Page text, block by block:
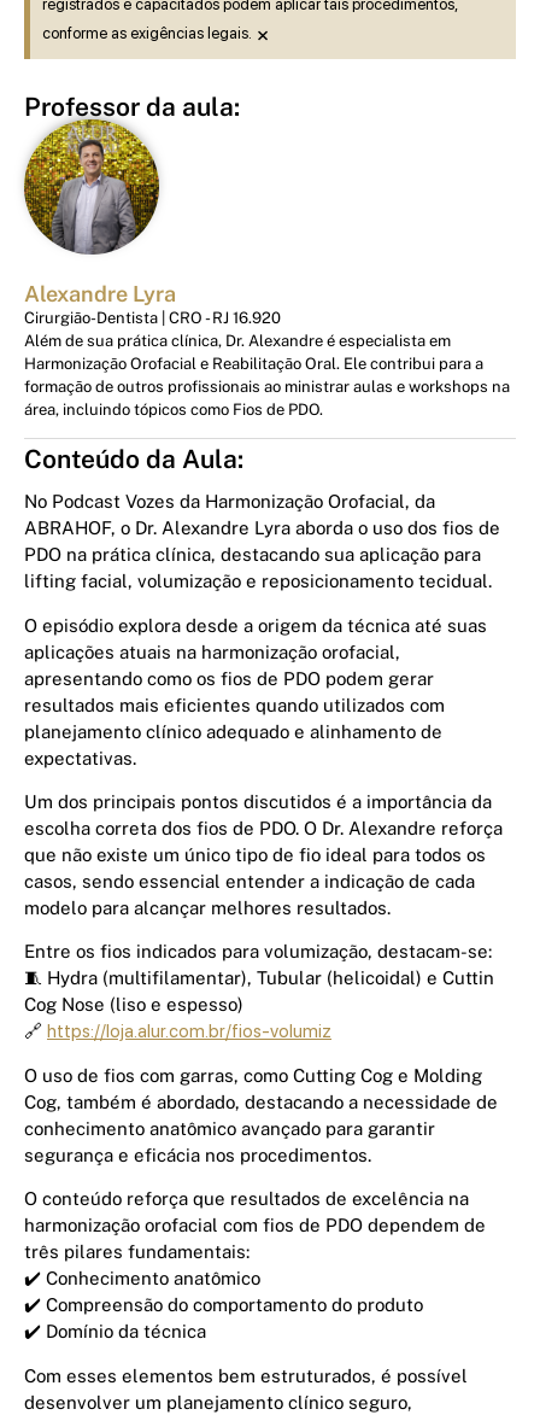
registrados e capacitados podem aplicar tais procedimentos,
conforme as exigências legais. ×
Professor da aula:
Alexandre Lyra
Cirurgião-Dentista | CRO - RJ 16.920
Além de sua prática clínica, Dr. Alexandre é especialista em
Harmonização Orofacial e Reabilitação Oral. Ele contribui para a
formação de outros profissionais ao ministrar aulas e workshops na
área, incluindo tópicos como Fios de PDO.
Conteúdo da Aula:
No Podcast Vozes da Harmonização Orofacial, da
ABRAHOF, o Dr. Alexandre Lyra aborda o uso dos fios de
PDO na prática clínica, destacando sua aplicação para
lifting facial, volumização e reposicionamento tecidual.
O episódio explora desde a origem da técnica até suas
aplicações atuais na harmonização orofacial,
apresentando como os fios de PDO podem gerar
resultados mais eficientes quando utilizados com
planejamento clínico adequado e alinhamento de
expectativas.
Um dos principais pontos discutidos é a importância da
escolha correta dos fios de PDO. O Dr. Alexandre reforça
que não existe um único tipo de fio ideal para todos os
casos, sendo essencial entender a indicação de cada
modelo para alcançar melhores resultados.
Entre os fios indicados para volumização, destacam-se:
🧵 Hydra (multifilamentar), Tubular (helicoidal) e Cuttin
Cog Nose (liso e espesso)
🔗 https://loja.alur.com.br/fios-volumiz
O uso de fios com garras, como Cutting Cog e Molding
Cog, também é abordado, destacando a necessidade de
conhecimento anatômico avançado para garantir
segurança e eficácia nos procedimentos.
O conteúdo reforça que resultados de excelência na
harmonização orofacial com fios de PDO dependem de
três pilares fundamentais:
✔️ Conhecimento anatômico
✔️ Compreensão do comportamento do produto
✔️ Domínio da técnica
Com esses elementos bem estruturados, é possível
desenvolver um planejamento clínico seguro,